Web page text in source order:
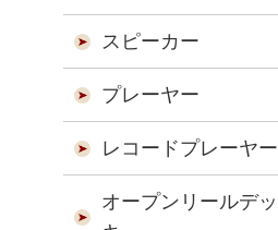
スピーカー
プレーヤー
レコードプレーヤー
オープンリールデッ